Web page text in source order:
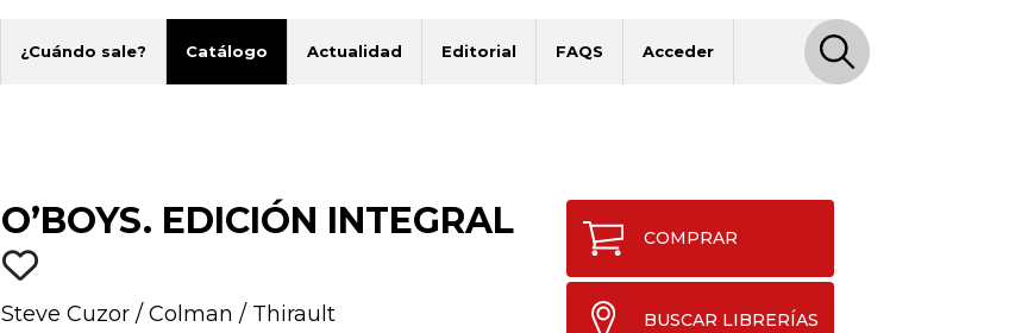
¿Cuándo sale? Catálogo Actualidad Editorial FAQS Acceder
O’BOYS. EDICIÓN INTEGRAL
Steve Cuzor/ Colman / Thirault
COMPRAR
BUSCAR LIBRERÍAS